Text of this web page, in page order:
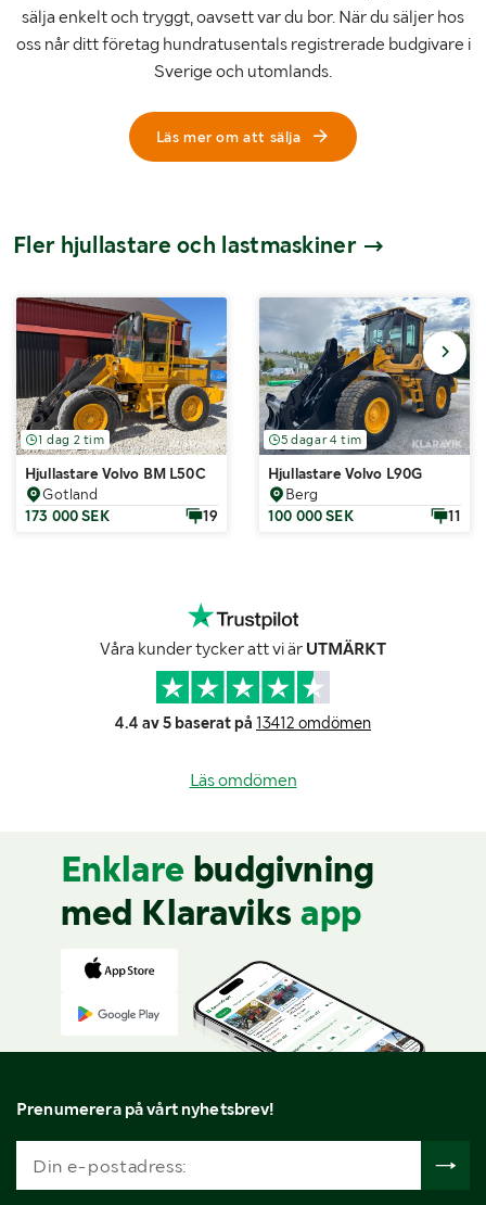
sälja enkelt och tryggt, oavsett var du bor. När du säljer hos
oss når ditt företag hundratusentals registrerade budgivare i
Sverige och utomlands.
Läs mer om att sälja
Fler hjullastare och lastmaskiner
1 dag 2 tim
Hjullastare Volvo BM L50C
Gotland
173 000 SEK
19
5 dagar 4 tim
Hjullastare Volvo L90G
Berg
100 000 SEK
11
Våra kunder tycker att vi är UTMÄRKT
4.4 av 5 baserat på 13412 omdömen
Läs omdömen
Enklare budgivning
med Klaraviks app
Prenumerera på vårt nyhetsbrev!